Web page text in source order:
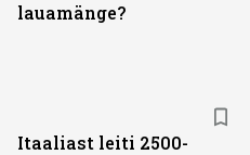
lauamänge?
Itaaliast leiti 2500-